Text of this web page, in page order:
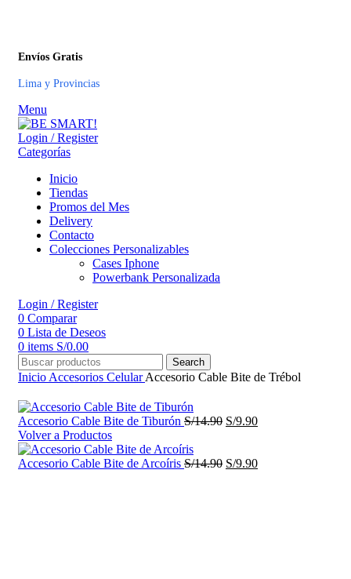
Envíos Gratis
Lima y Provincias
Menu
Login / Register
Categorías
Inicio
Tiendas
Promos del Mes
Delivery
Contacto
Colecciones Personalizables
Cases Iphone
Powerbank Personalizada
Login / Register
0 Comparar
0 Lista de Deseos
0 items S/0.00
Search
Inicio Accesorios CelularAccesorio Cable Bite de Trébol
Accesorio Cable Bite de Tiburón S/14.90 El
era:
S/9.90El
es:
Volver a Productos
Accesorio Cable Bite de Arcoíris S/14.90 El
S/9.90El